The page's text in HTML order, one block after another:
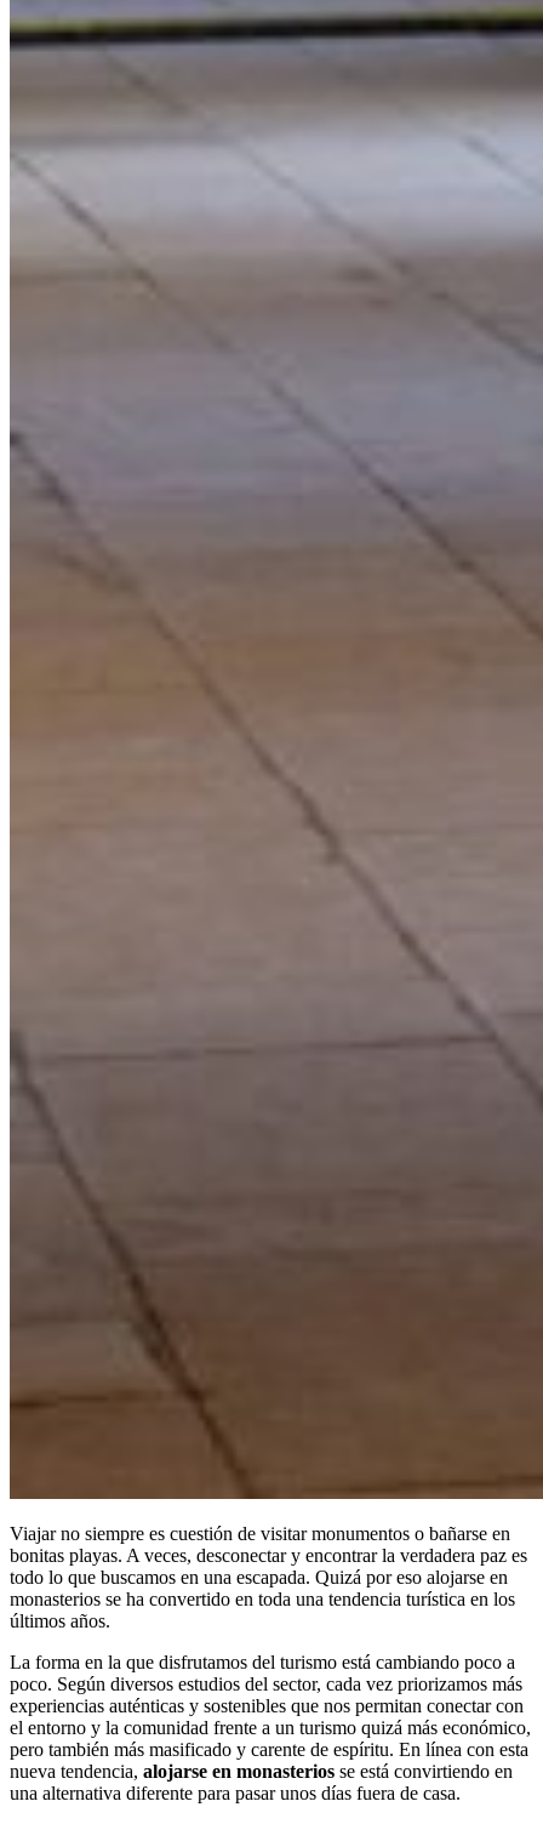
Viajar no siempre es cuestión de visitar monumentos o bañarse en
bonitas playas. A veces, desconectar y encontrar la verdadera paz es
todo lo que buscamos en una escapada. Quizá por eso alojarse en
monasterios se ha convertido en toda una tendencia turística en los
últimos años.
La forma en la que disfrutamos del turismo está cambiando poco a
poco. Según diversos estudios del sector, cada vez priorizamos más
experiencias auténticas y sostenibles que nos permitan conectar con
el entorno y la comunidad frente a un turismo quizá más económico,
pero también más masificado y carente de espíritu. En línea con esta
nueva tendencia, alojarse en monasterios se está convirtiendo en
una alternativa diferente para pasar unos días fuera de casa.